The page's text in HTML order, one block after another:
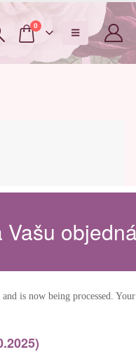
0
Vašu
is now being processed.